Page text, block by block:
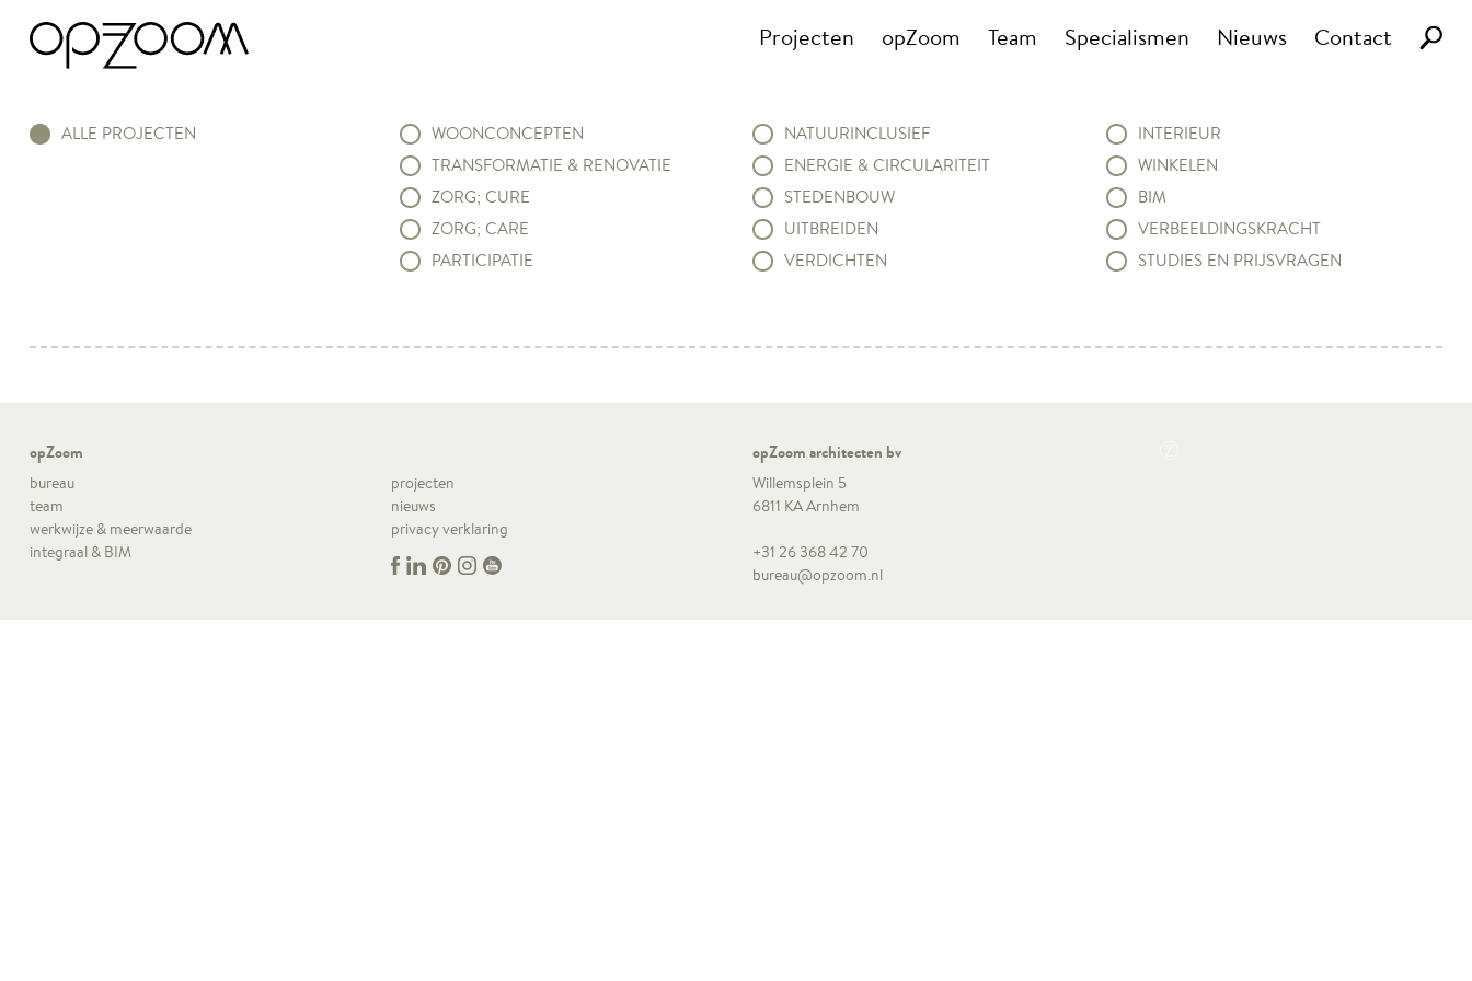
Projecten opZoom Team Specialismen Nieuws Contact
ALLE PROJECTEN
WOONCONCEPTEN
TRANSFORMATIE & RENOVATIE
ZORG; CURE
ZORG; CARE
PARTICIPATIE
NATUURINCLUSIEF
ENERGIE & CIRCULARITEIT
STEDENBOUW
UITBREIDEN
VERDICHTEN
INTERIEUR
WINKELEN
BIM
VERBEELDINGSKRACHT
STUDIES EN PRIJSVRAGEN
opZoom
bureau
projecten
team
nieuws
werkwijze & meerwaarde
privacy verklaring
integraal & BIM
opZoom architecten bv
Willemsplein 5
6811 KA Arnhem
+31 26 368 42 70
bureau@opzoom.nl